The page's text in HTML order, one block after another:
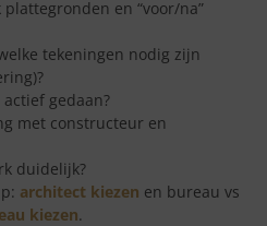
en “voor/na”
tekeningen nodig zijn
gedaan?
met constructeur en
duidelijk?
architect kiezen en bureau vs
kiezen.